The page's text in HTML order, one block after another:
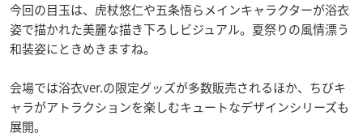
今回の目玉は、虎杖悠仁や五条悟らメインキャラクターが浴衣
姿で描かれた美麗な描き下ろしビジュアル。夏祭りの風情漂う
和装姿にときめきますね。
会場では浴衣ver.の限定グッズが多数販売されるほか、ちびキ
ャラがアトラクションを楽しむキュートなデザインシリーズも
展開。